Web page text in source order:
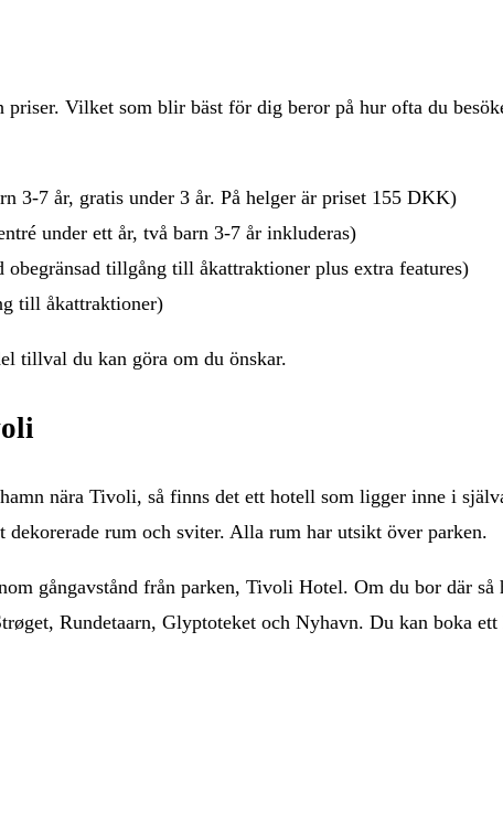
Vilket som blir bäst för dig beror på hur ofta du
3-7 år, gratis under 3 år. På helger är priset 155 DKK)
under ett år, två barn 3-7 år inkluderas)
tillgång till åkattraktioner plus extra features)
till åkattraktioner)
tillval du kan göra om du önskar.
nära Tivoli, så finns det ett hotell som ligger inne i
rum och sviter. Alla rum har utsikt över parken.
gångavstånd från parken, Tivoli Hotel. Om du bor där
Rundetaarn, Glyptoteket och Nyhavn. Du kan boka